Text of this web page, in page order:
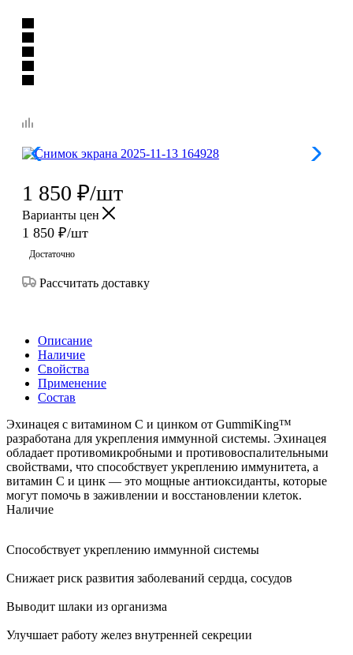
1 850 ₽/шт
Варианты цен
1 850 ₽/шт
Достаточно
Рассчитать доставку
Описание
Наличие
Свойства
Применение
Состав
Эхинацея с витамином C и цинком от GummiKing™
разработана для укрепления иммунной системы. Эхинацея
обладает противомикробными и противовоспалительными
свойствами, что способствует укреплению иммунитета, а
витамин C и цинк — это мощные антиоксиданты, которые
могут помочь в заживлении и восстановлении клеток.
Наличие
Способствует укреплению иммунной системы
Снижает риск развития заболеваний сердца, сосудов
Выводит шлаки из организма
Улучшает работу желез внутренней секреции